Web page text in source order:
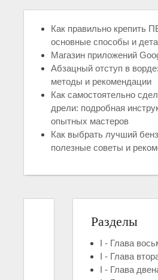
Как правильно крепить
основные способы и
Магазин приложений
Абзацный отступ в
методы и рекомендации
Как самостоятельно
дрели: подробная
опытных мастеров
Как выбрать лучший
полезные советы и
Разделы
I - Глава
I - Глава
I - Глава